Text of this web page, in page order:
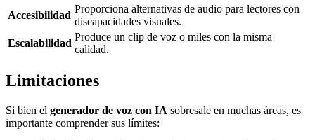
Accesibilidad
Proporciona alternativas de audio para lectores con
discapacidades visuales.
Escalabilidad
Produce un clip de voz o miles con la misma
calidad.
Limitaciones
Si bien el generador de voz con IA sobresale en muchas áreas, es
importante comprender sus límites: